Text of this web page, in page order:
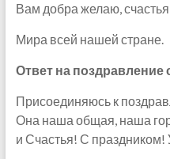
Вам добра желаю,
Мира всей нашей стране.
Ответ на
Присоединяюсь к
Она наша общая, наша
и Счастья! С праздником!